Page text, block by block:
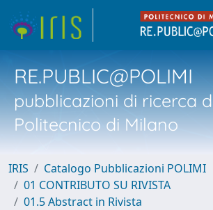
RE.PUBLIC@POLIMI
pubblicazioni di ricerca
Politecnico di Milano
IRIS
Catalogo Pubblicazioni POLIMI
01 CONTRIBUTO SU RIVISTA
01.5 Abstract in Rivista